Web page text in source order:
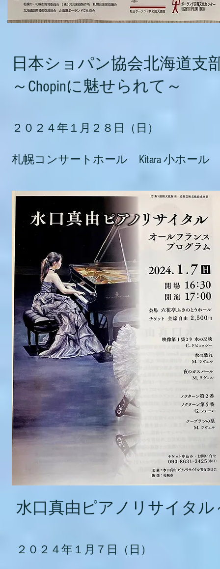
日本ショパン協会北海道支
～Chopinに魅せられて～
２０２４年１月２８ 日（日）
​札幌コンサートホール Kitara小ホール
水口真由ピアノリサイタ
２０２４年１月７日（日）